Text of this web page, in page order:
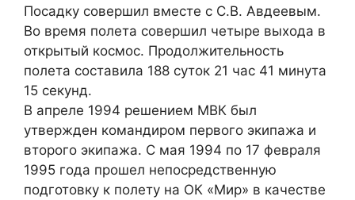
Посадку совершил вместе с С.В. Авдеевым.
Во время полета совершил четыре выхода в
открытый космос. Продолжительность
полета составила 188 суток 21 час 41 минута
15 секунд.
В апреле 1994 решением МВК был
утвержден командиром первого экипажа и
второго экипажа. С мая 1994 по 17 февраля
1995 года прошел непосредственную
подготовку к полету на ОК «Мир» в качестве